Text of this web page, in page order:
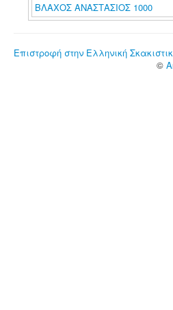
ΒΛΑΧΟΣ ΑΝΑΣΤΑΣΙΟΣ 1000
Επιστροφή στην Ελληνική
©